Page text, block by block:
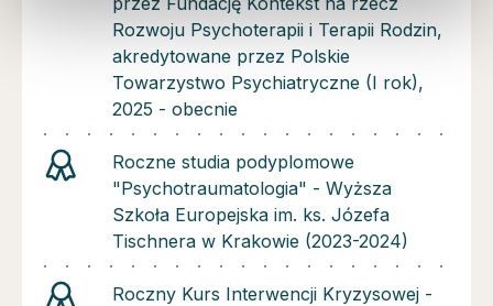
Rozwoju Psychoterapii i Terapii Rodzin,
akredytowane przez Polskie
Towarzystwo Psychiatryczne (I rok),
2025 - obecnie
Roczne studia podyplomowe
"Psychotraumatologia" - Wyższa
Szkoła Europejska im. ks. Józefa
Tischnera w Krakowie (2023-2024)
Roczny Kurs Interwencji Kryzysowej -